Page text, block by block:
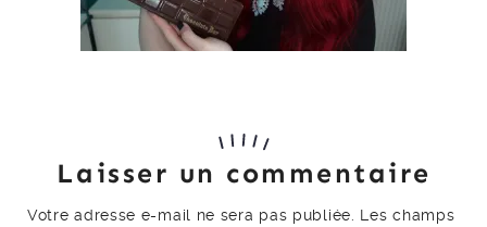
Laisser un commentaire
Votre adresse e-mail ne sera pas publiée.
Les champs